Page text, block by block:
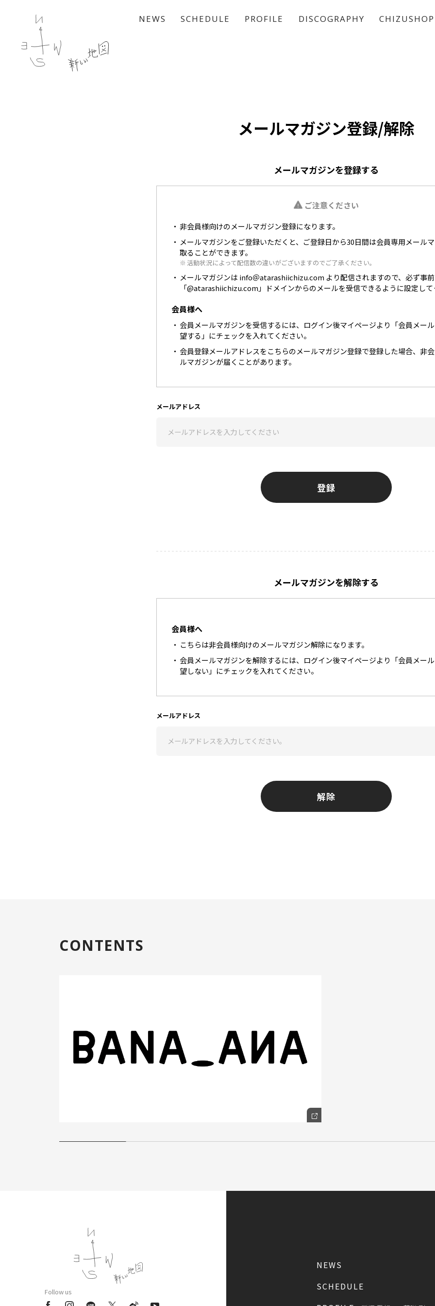
NEWS SCHEDULE PROFILE DISCOGRAPHY CHIZUSHOP
メールマガジン登録/解除
メールマガジンを登録する
ご注意ください
非会員様向けのメールマガジン登録になります。
メールマガジンをご登録いただくと、ご登録日から30日間は会員専用メール
取ることができます。
活動状況によって配信数の違いがございますのでご了承ください。
メールマガジンは info＠atarashiichizu.com より配信されますので、必ず事
「@atarashiichizu.com」ドメインからのメールを受信できるように設定して
会員様へ
会員メールマガジンを受信するには、ログイン後マイページより「会員メー
望する」にチェックを入れてください。
会員登録メールアドレスをこちらのメールマガジン登録で登録した場合、非
ルマガジンが届くことがあります。
メールアドレス
登録
メールマガジンを解除する
会員様へ
こちらは非会員様向けのメールマガジン解除になります。
会員メールマガジンを解除するには、ログイン後マイページより「会員メー
望しない」にチェックを入れてください。
メールアドレス
解除
CONTENTS
NEWS
SCHEDULE
Follow us